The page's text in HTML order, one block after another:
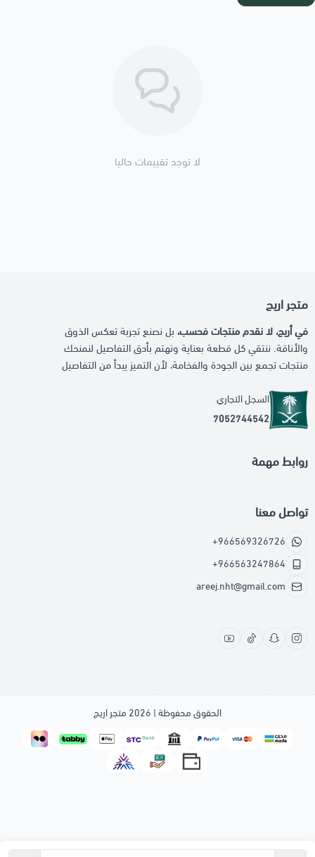
لا توجد تقييمات حاليا
متجر اريج
في أريج، لا نقدم منتجات فحسب، بل نصنع تجربة تعكس الذوق
والأناقة. ننتقي كل قطعة بعناية ونهتم بأدق التفاصيل لنمنحك
منتجات تجمع بين الجودة والفخامة، لأن التميز يبدأ من التفاصيل
السجل التجاري
7052744542
روابط مهمة
تواصل معنا
+966569326726
+966563247864
areej.nht@gmail.com
الحقوق محفوظة | 2026 متجر اريج